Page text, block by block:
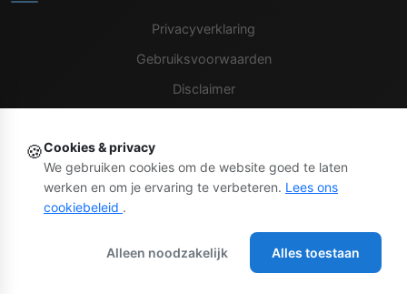
Privacyverklaring
Gebruiksvoorwaarden
Disclaimer
© 2025 IkbenBint.nl. Alle rechten voorbehouden.
🍪Cookies & privacy
We gebruiken cookies om de website goed te laten
werken en om je ervaring te verbeteren. Lees ons
cookiebeleid .
Alleen noodzakelijk Alles toestaan